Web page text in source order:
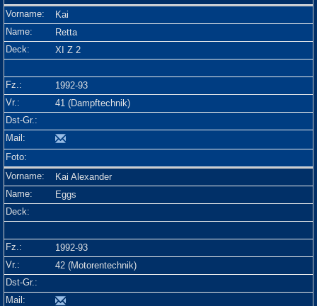
Kai
Retta
XI Z 2
1992-93
41 (Dampftechnik)
Kai Alexander
Eggs
1992-93
42 (Motorentechnik)